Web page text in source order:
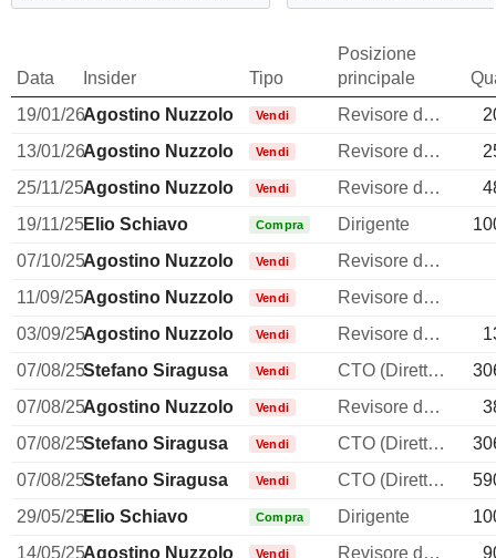
Data Insider Tipo
Posizione
principale
19/01/26Agostino Nuzzolo Vendi Revisore dei conti / collegio sindacale
13/01/26Agostino Nuzzolo Vendi Revisore dei conti / collegio sindacale
25/11/25Agostino Nuzzolo Vendi Revisore dei conti / collegio sindacale
19/11/25Elio Schiavo Compra Dirigente
07/10/25Agostino Nuzzolo Vendi
Revisore dei conti / collegio sindacale
11/09/25Agostino Nuzzolo Vendi
Revisore dei conti / collegio sindacale
03/09/25Agostino Nuzzolo Vendi Revisore dei conti / collegio sindacale
07/08/25Stefano Siragusa Vendi CTO (Direttore tecnico)
07/08/25Agostino Nuzzolo Vendi Revisore dei conti / collegio sindacale
07/08/25Stefano Siragusa Vendi CTO (Direttore tecnico)
07/08/25Stefano Siragusa Vendi CTO (Direttore tecnico)
29/05/25Elio Schiavo Compra Dirigente
14/05/25Agostino Nuzzolo Vendi Revisore dei conti / collegio sindacale